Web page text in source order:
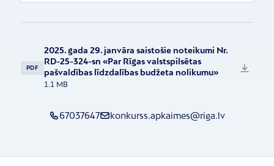
PDF
2025. gada 29. janvāra saistošie noteikumi Nr.
RD-25-324-sn «Par Rīgas valstspilsētas
pašvaldības līdzdalības budžeta nolikumu»
1.1 MB
67037647 konkurss.apkaimes@riga.lv